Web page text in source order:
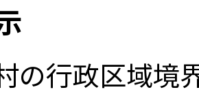
の行政区域境